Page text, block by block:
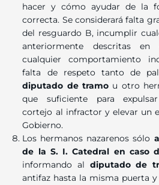
hacer y cómo ayudar de la
correcta. Se considerará falta
del resguardo B, incumplir
anteriormente descritas en
cualquier comportamiento
falta de respeto tanto de
diputado de tramou otro
que suficiente para
cortejo al infractor y elevar un
Gobierno.
Los hermanos nazarenos sólo
de la S. I. Catedral en caso
informando al diputado de
antifaz hasta la misma puerta